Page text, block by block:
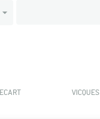
ECART VICQUES